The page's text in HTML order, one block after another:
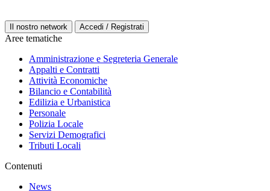
Il nostro network Accedi / Registrati
Aree tematiche
Amministrazione e Segreteria Generale
Appalti e Contratti
Attività Economiche
Bilancio e Contabilità
Edilizia e Urbanistica
Personale
Polizia Locale
Servizi Demografici
Tributi Locali
Contenuti
News